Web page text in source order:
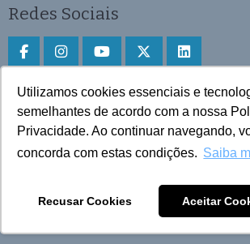
Utilizamos cookies essenciais e
semelhantes de acordo com a nossa
Privacidade. Ao continuar navegando,
concorda com estas condições. Saiba
Recusar Cookies Aceitar
Redes Sociais
Faça download do aplicativo
Play Store e App Store
Todos os direitos reservados © 2025